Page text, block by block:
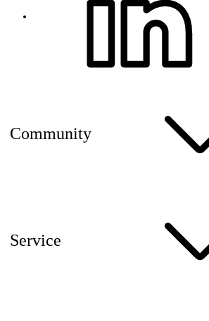
Community
Service